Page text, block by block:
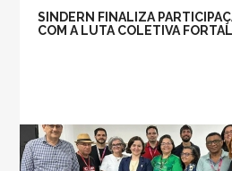
SINDERN FINALIZA
COM A LUTA COLETIVA